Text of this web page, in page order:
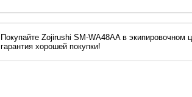
Покупайте Zojirushi SM-WA48AA в экипировочном
гарантия хорошей покупки!